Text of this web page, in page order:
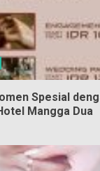
Spesial
Mangga Dua